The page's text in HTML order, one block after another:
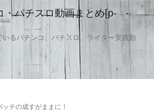
・パチスロ動画まとめ[p-
るパチンコ、パチスロ、ライター実践動
ッチの成すがままに！